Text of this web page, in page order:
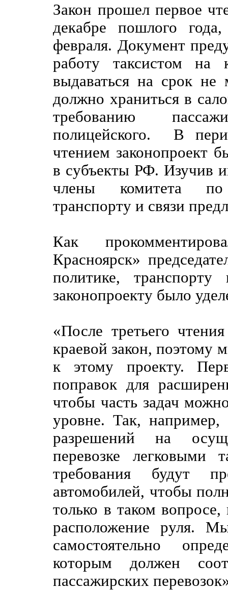
Закон прошел первое
декабре пошлого
февраля. Документ
работу таксистом на
выдаваться на срок
должно храниться в
требованию
полицейского. В
чтением законопроект
в субъекты РФ. Изучив
члены комитета по
транспорту и связи
Как
Красноярск»
политике,
законопроекту было
«После третьего
краевой закон, поэтому
к этому проекту.
поправок для
чтобы часть задач
уровне. Так, например,
разрешений на
перевозке легковыми
требования будут
автомобилей, чтобы
только в таком
расположение руля.
самостоятельно
которым должен
пассажирских